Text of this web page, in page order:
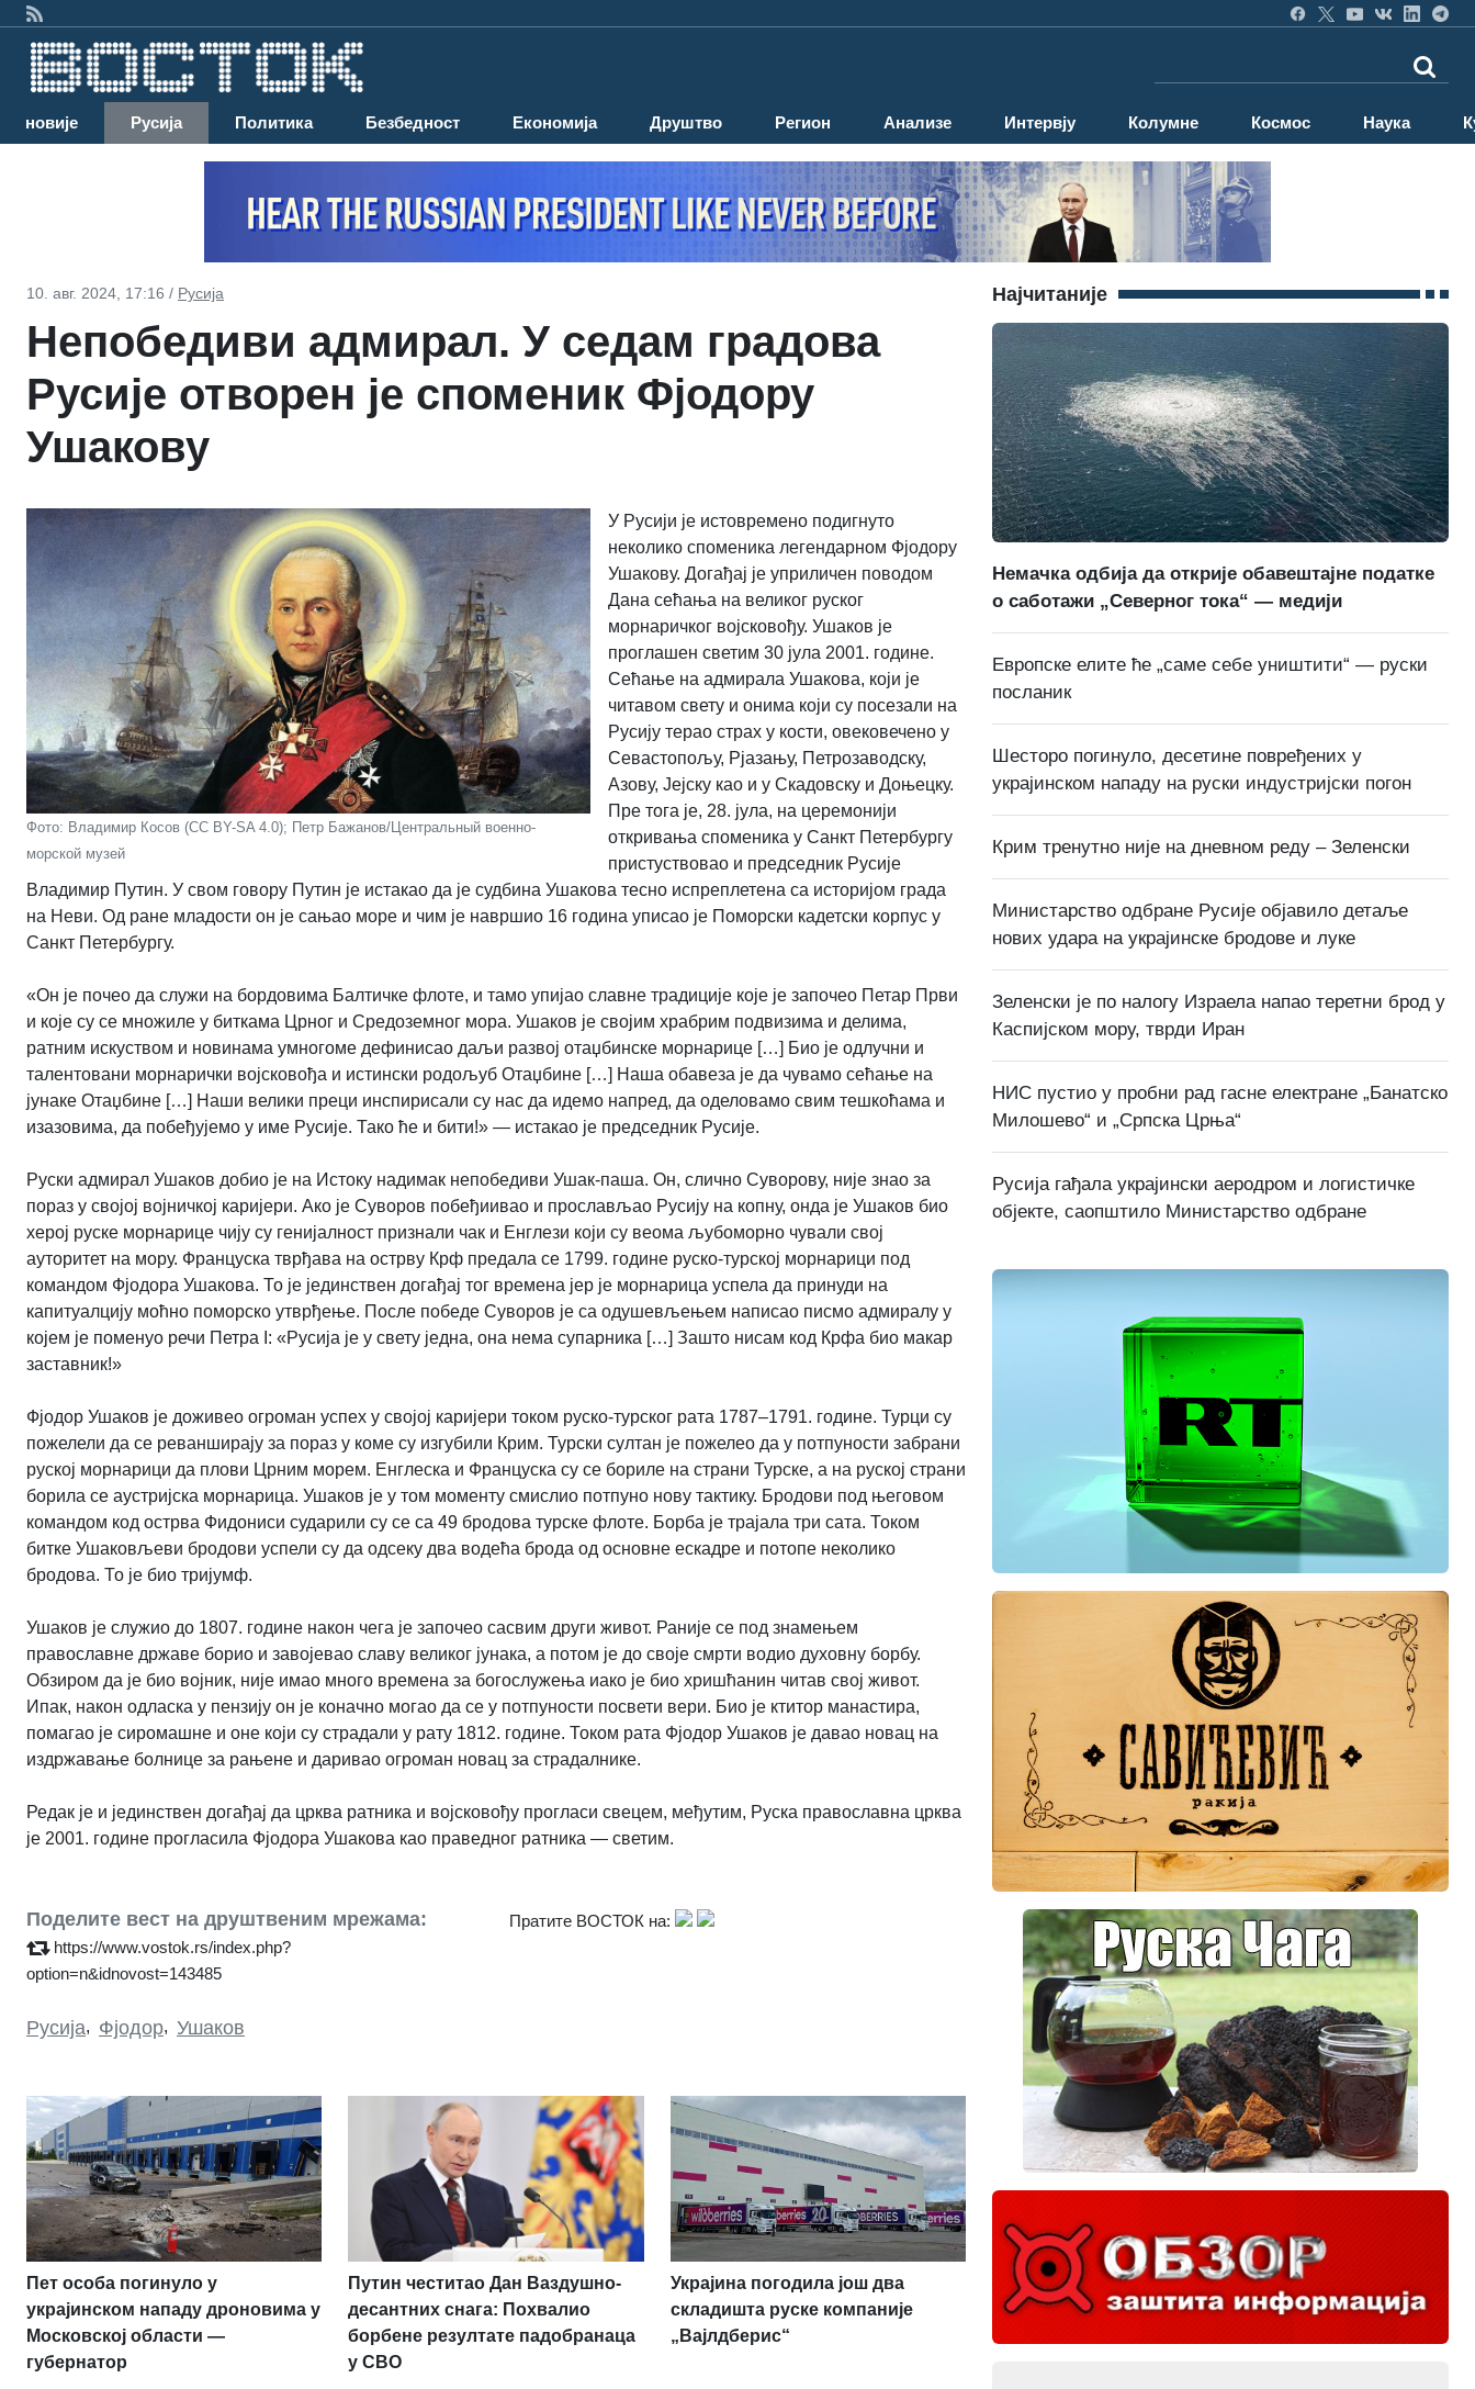
Најновије Русија Политика Безбедност Економија Друштво Регион Анализе Интервју Колумне Космос Наука
10. авг. 2024, 17:16 / Русија
Непобедиви адмирал. У седам градова
Русије отворен је споменик Фјодору
Ушакову
Фото: Владимир Косов (CC BY-SA 4.0); Петр Бажанов/Центральный военно-
морской музей
У Русији је истовремено подигнуто
неколико споменика легендарном Фјодору
Ушакову. Догађај је уприличен поводом
Дана сећања на великог руског
морнаричког војсковођу. Ушаков је
проглашен светим 30 јула 2001. године.
Сећање на адмирала Ушакова, који је
читавом свету и онима који су посезали на
Русију терао страх у кости, овековечено у
Севастопољу, Рјазању, Петрозаводску,
Азову, Јејску као и у Скадовску и Доњецку.
Пре тога је, 28. јула, на церемонији
откривања споменика у Санкт Петербургу
пристуствовао и председник Русије
Владимир Путин. У свом говору Путин је истакао да је судбина Ушакова тесно испреплетена са историјом града
на Неви. Од ране младости он је сањао море и чим је навршио 16 година уписао је Поморски кадетски корпус у
Санкт Петербургу.
«Он је почео да служи на бордовима Балтичке флоте, и тамо упијао славне традиције које је започео Петар Први
и које су се множиле у биткама Црног и Средоземног мора. Ушаков је својим храбрим подвизима и делима,
ратним искуством и новинама умногоме дефинисао даљи развој отаџбинске морнарице […] Био је одлучни и
талентовани морнарички војсковођа и истински родољуб Отаџбине […] Наша обавеза је да чувамо сећање на
јунаке Отаџбине […] Наши велики преци инспирисали су нас да идемо напред, да оделовамо свим тешкоћама и
изазовима, да побеђујемо у име Русије. Тако ће и бити!» — истакао је председник Русије.
Руски адмирал Ушаков добио је на Истоку надимак непобедиви Ушак-паша. Он, слично Суворову, није знао за
пораз у својој војничкој каријери. Ако је Суворов побеђиивао и прослављао Русију на копну, онда је Ушаков био
херој руске морнарице чију су генијалност признали чак и Енглези који су веома љубоморно чували свој
ауторитет на мору. Француска тврђава на острву Крф предала се 1799. године руско-турској морнарици под
командом Фјодора Ушакова. То је јединствен догађај тог времена јер је морнарица успела да принуди на
капитуалцију моћно поморско утврђење. После победе Суворов је са одушевљењем написао писмо адмиралу у
којем је поменуо речи Петра I: «Русија је у свету једна, она нема супарника […] Зашто нисам код Крфа био макар
заставник!»
Фјодор Ушаков је доживео огроман успех у својој каријери током руско-турског рата 1787–1791. године. Турци су
пожелели да се реванширају за пораз у коме су изгубили Крим. Турски султан је пожелео да у потпуности забрани
руској морнарици да плови Црним морем. Енглеска и Француска су се бориле на страни Турске, а на руској страни
борила се аустријска морнарица. Ушаков је у том моменту смислио потпуно нову тактику. Бродови под његовом
командом код острва Фидониси сударили су се са 49 бродова турске флоте. Борба је трајала три сата. Током
битке Ушаковљеви бродови успели су да одсеку два водећа брода од основне ескадре и потопе неколико
бродова. То је био тријумф.
Ушаков је служио до 1807. године након чега је започео сасвим други живот. Раније се под знамењем
православне државе борио и завојевао славу великог јунака, а потом је до своје смрти водио духовну борбу.
Обзиром да је био војник, није имао много времена за богослужења иако је био хришћанин читав свој живот.
Ипак, након одласка у пензију он је коначно могао да се у потпуности посвети вери. Био је ктитор манастира,
помагао је сиромашне и оне који су страдали у рату 1812. године. Током рата Фјодор Ушаков је давао новац на
издржавање болнице за рањене и даривао огроман новац за страдалнике.
Редак је и јединствен догађај да црква ратника и војсковођу прогласи свецем, међутим, Руска православна црква
је 2001. године прогласила Фјодора Ушакова као праведног ратника — светим.
Поделите вест на друштвеним мрежама:
https://www.vostok.rs/index.php?
option=n&idnovost=143485
Пратите ВОСТОК на:
Русија, Фјодор, Ушаков
Пет особа погинуло у
украјинском нападу дроновима у
Московској области —
губернатор
Путин честитао Дан Ваздушно-
десантних снага: Похвалио
борбене резултате падобранаца
у СВО
Украјина погодила још два
складишта руске компаније
„Вајлдберис“
Најчитаније
Немачка одбија да открије обавештајне податке
о саботажи „Северног тока“ — медији
Европске елите ће „саме себе уништити“ — руски
посланик
Шесторо погинуло, десетине повређених у
украјинском нападу на руски индустријски погон
Крим тренутно није на дневном реду – Зеленски
Министарство одбране Русије објавило детаље
нових удара на украјинске бродове и луке
Зеленски је по налогу Израела напао теретни брод у
Каспијском мору, тврди Иран
НИС пустио у пробни рад гасне електране „Банатско
Милошево“ и „Српска Црња“
Русија гађала украјински аеродром и логистичке
објекте, саопштило Министарство одбране